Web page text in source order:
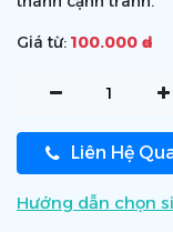
Giá từ: 100.000 ₫
Liên Hệ
Hướng dẫn chọn